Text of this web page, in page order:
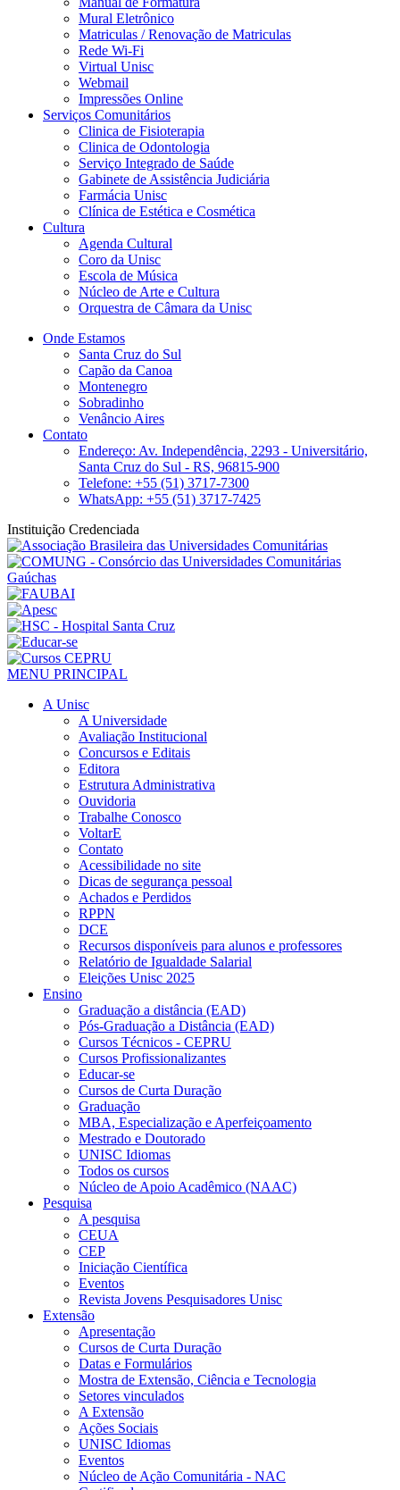
Mural Eletrônico
Matriculas / Renovação de Matriculas
Rede Wi-Fi
Virtual Unisc
Webmail
Impressões Online
Serviços Comunitários
Clinica de Fisioterapia
Clinica de Odontologia
Serviço Integrado de Saúde
Gabinete de Assistência Judiciária
Farmácia Unisc
Clínica de Estética e Cosmética
Cultura
Agenda Cultural
Coro da Unisc
Escola de Música
Núcleo de Arte e Cultura
Orquestra de Câmara da Unisc
Onde Estamos
Santa Cruz do Sul
Capão da Canoa
Montenegro
Sobradinho
Venâncio Aires
Contato
Endereço: Av. Independência, 2293 - Universitário,
Santa Cruz do Sul - RS, 96815-900
Telefone: +55 (51) 3717-7300
WhatsApp: +55 (51) 3717-7425
Instituição Credenciada
MENU PRINCIPAL
A Unisc
A Universidade
Avaliação Institucional
Concursos e Editais
Editora
Estrutura Administrativa
Ouvidoria
Trabalhe Conosco
VoltarE
Contato
Acessibilidade no site
Dicas de segurança pessoal
Achados e Perdidos
RPPN
DCE
Recursos disponíveis para alunos e professores
Relatório de Igualdade Salarial
Eleições Unisc 2025
Ensino
Graduação a distância (EAD)
Pós-Graduação a Distância (EAD)
Cursos Técnicos - CEPRU
Cursos Profissionalizantes
Educar-se
Cursos de Curta Duração
Graduação
MBA, Especialização e Aperfeiçoamento
Mestrado e Doutorado
UNISC Idiomas
Todos os cursos
Núcleo de Apoio Acadêmico (NAAC)
Pesquisa
A pesquisa
CEUA
CEP
Iniciação Científica
Eventos
Revista Jovens Pesquisadores Unisc
Extensão
Apresentação
Cursos de Curta Duração
Datas e Formulários
Mostra de Extensão, Ciência e Tecnologia
Setores vinculados
A Extensão
Ações Sociais
UNISC Idiomas
Eventos
Núcleo de Ação Comunitária - NAC